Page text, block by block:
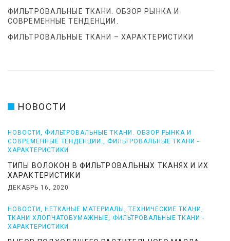
ФИЛЬТРОВАЛЬНЫЕ ТКАНИ. ОБЗОР РЫНКА И
СОВРЕМЕННЫЕ ТЕНДЕНЦИИ.
ФИЛЬТРОВАЛЬНЫЕ ТКАНИ – ХАРАКТЕРИСТИКИ
НОВОСТИ
НОВОСТИ
ФИЛЬТРОВАЛЬНЫЕ ТКАНИ. ОБЗОР РЫНКА И
СОВРЕМЕННЫЕ ТЕНДЕНЦИИ.
,ФИЛЬТРОВАЛЬНЫЕ ТКАНИ -
ХАРАКТЕРИСТИКИ
ТИПЫ ВОЛОКОН В ФИЛЬТРОВАЛЬНЫХ ТКАНЯХ И ИХ
ХАРАКТЕРИСТИКИ
ДЕКАБРЬ 16, 2020
НОВОСТИ НЕТКАНЫЕ МАТЕРИАЛЫ ТЕХНИЧЕСКИЕ ТКАНИ
ТКАНИ ХЛОПЧАТОБУМАЖНЫЕ ,ФИЛЬТРОВАЛЬНЫЕ ТКАНИ -
ХАРАКТЕРИСТИКИ